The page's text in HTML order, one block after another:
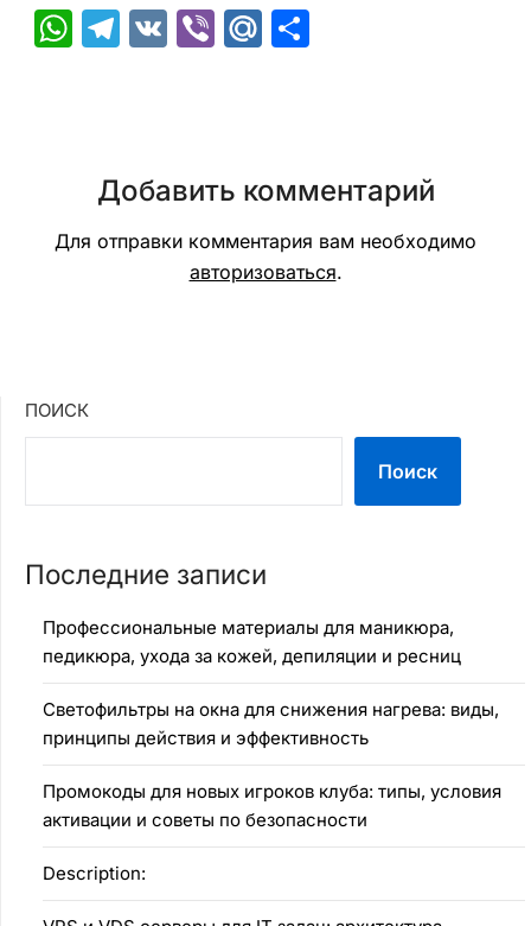
WhatsApp
Telegram
VK ViberMail.Ru
Добавить комментарий
Для отправки комментария вам необходимо
авторизоваться.
ПОИСК
Поиск
Последние записи
Профессиональные материалы для маникюра,
педикюра, ухода за кожей, депиляции и ресниц
Светофильтры на окна для снижения нагрева: виды,
принципы действия и эффективность
Промокоды для новых игроков клуба: типы, условия
активации и советы по безопасности
Description: